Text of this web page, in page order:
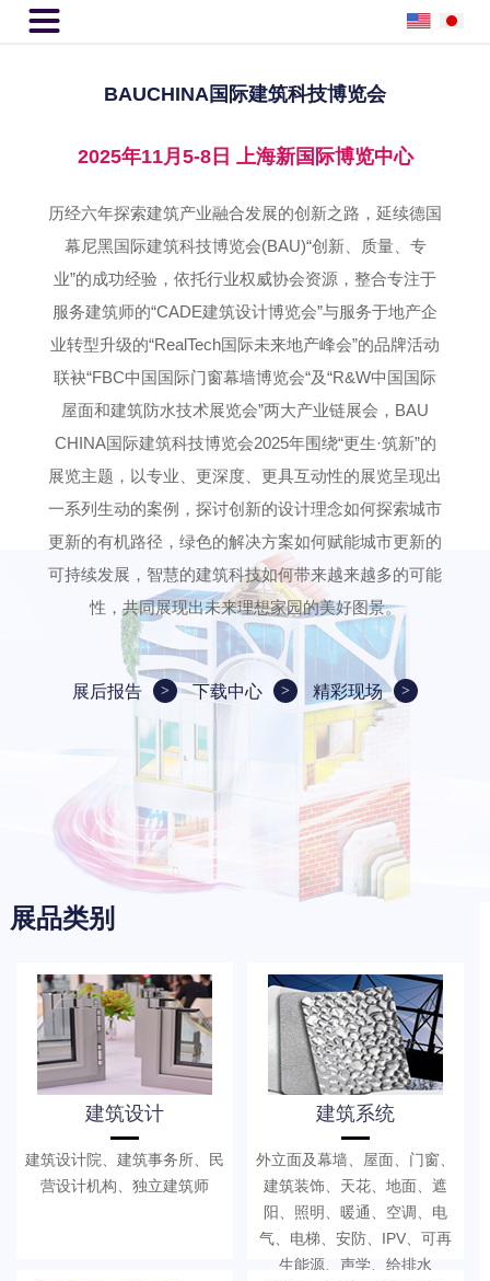

BAUCHINA国际建筑科技博览会
2025年11月5-8日 上海新国际博览中心
历经六年探索建筑产业融合发展的创新之路，延续德国
幕尼黑国际建筑科技博览会(BAU)“创新、质量、专
业”的成功经验，依托行业权威协会资源，整合专注于
服务建筑师的“CADE建筑设计博览会”与服务于地产企
业转型升级的“RealTech国际未来地产峰会”的品牌活动
联袂“FBC中国国际门窗幕墙博览会“及“R&W中国国际
屋面和建筑防水技术展览会”两大产业链展会，BAU
CHINA国际建筑科技博览会2025年围绕“更生·筑新”的
展览主题，以专业、更深度、更具互动性的展览呈现出
一系列生动的案例，探讨创新的设计理念如何探索城市
更新的有机路径，绿色的解决方案如何赋能城市更新的
可持续发展，智慧的建筑科技如何带来越来越多的可能
性，共同展现出未来理想家园的美好图景。
展后报告 下载中心 精彩现场
展品类别
建筑设计
建筑设计院、建筑事务所、民
营设计机构、独立建筑师
建筑系统
外立面及幕墙、屋面、门窗、
建筑装饰、天花、地面、遮
阳、照明、暖通、空调、电
气、电梯、安防、IPV、可再
生能源、声学、给排水